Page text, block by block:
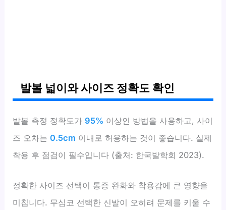
발볼 넓이와 사이즈 정확도 확인
발볼 측정 정확도가95% 이상인 방법을 사용하고, 사이
즈 오차는0.5cm 이내로 허용하는 것이 좋습니다. 실제
착용 후 점검이 필수입니다 (출처: 한국발학회 2023).
정확한 사이즈 선택이 통증 완화와 착용감에 큰 영향을
미칩니다. 무심코 선택한 신발이 오히려 문제를 키울 수